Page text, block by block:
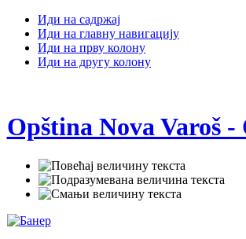
Иди на садржај
Иди на главну навигацију
Иди на прву колону
Иди на другу колону
Opština Nova Varoš